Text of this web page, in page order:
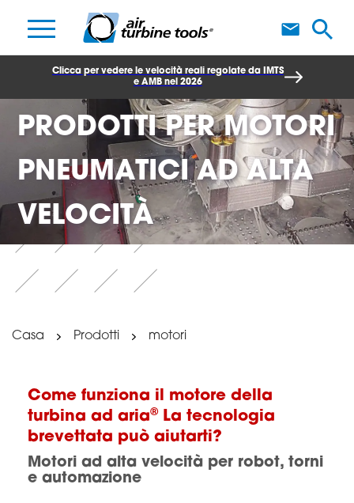
Clicca per vedere le velocità reali regolate da IMTS
e AMB nel 2026
PRODOTTI PER MOTORI
PNEUMATICI AD ALTA
VELOCITÀ
Casa Prodotti motori
Come funziona il motore della
turbina ad aria®La tecnologia
brevettata può aiutarti?
Motori ad alta velocità per robot, torni
e automazione